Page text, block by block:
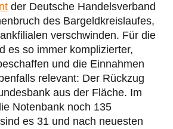
der Deutsche Handelsverband
des Bargeldkreislaufes,
verschwinden. Für die
es so immer komplizierter,
und die Einnahmen
relevant: Der Rückzug
aus der Fläche. Im
Notenbank noch 135
es 31 und nach neuesten